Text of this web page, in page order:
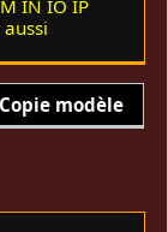
IN IO IP
Copie modèle